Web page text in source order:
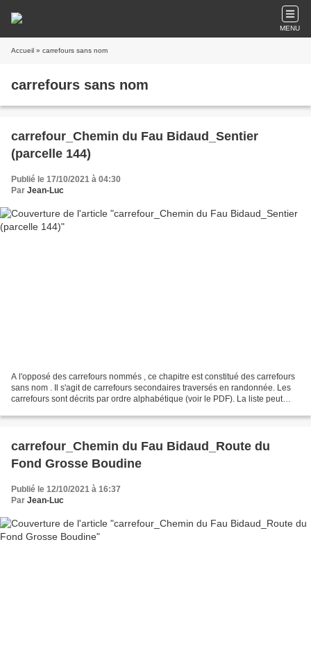
MENU
Accueil » carrefours sans nom
carrefours sans nom
carrefour_Chemin du Fau Bidaud_Sentier
(parcelle 144)
Publié le 17/10/2021 à 04:30
Par Jean-Luc
A l'opposé des carrefours nommés , ce chapitre est constitué des carrefours
sans nom . Il s'agit de carrefours secondaires traversés en randonnée. Les
carrefours sont décrits par ordre alphabétique (voir le PDF). La liste peut
carrefour_Chemin du Fau Bidaud_Route du
Fond Grosse Boudine
Publié le 12/10/2021 à 16:37
Par Jean-Luc